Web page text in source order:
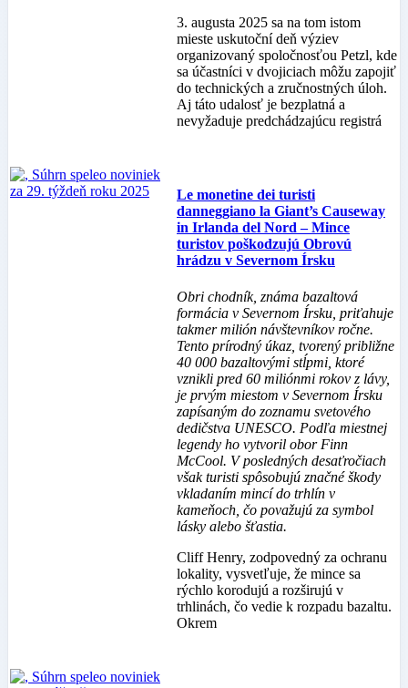
3. augusta 2025 sa na tom istom
mieste uskutoční deň výziev
organizovaný spoločnosťou Petzl, kde
sa účastníci v dvojiciach môžu zapojiť
do technických a zručnostných úloh.
Aj táto udalosť je bezplatná a
nevyžaduje predchádzajúcu registrá
Le monetine dei turisti
danneggiano la Giant’s Causeway
in Irlanda del Nord – Mince
turistov poškodzujú Obrovú
hrádzu v Severnom Írsku
Obri chodník, známa bazaltová
formácia v Severnom Írsku, priťahuje
takmer milión návštevníkov ročne.
Tento prírodný úkaz, tvorený približne
40 000 bazaltovými stĺpmi, ktoré
vznikli pred 60 miliónmi rokov z lávy,
je prvým miestom v Severnom Írsku
zapísaným do zoznamu svetového
dedičstva UNESCO. Podľa miestnej
legendy ho vytvoril obor Finn
McCool. V posledných desaťročiach
však turisti spôsobujú značné škody
vkladaním mincí do trhlín v
kameňoch, čo považujú za symbol
lásky alebo šťastia.
Cliff Henry, zodpovedný za ochranu
lokality, vysvetľuje, že mince sa
rýchlo korodujú a rozširujú v
trhlinách, čo vedie k rozpadu bazaltu.
Okrem